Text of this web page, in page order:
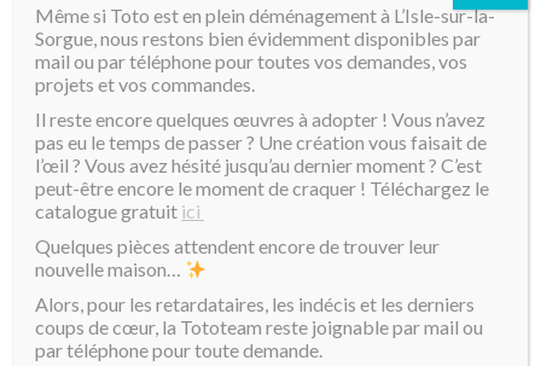
Accueil/ Produits identifiés “biographie”
biographie
2 résultats affichés Tri par défaut
Même si Toto est en plein déménagement à L’Isle-sur-la-
Sorgue, nous restons bien évidemment disponibles par
mail ou par téléphone pour toutes vos demandes, vos
projets et vos commandes.
Il reste encore quelques œuvres à adopter ! Vous n’avez
pas eu le temps de passer ? Une création vous faisait de
l’œil ? Vous avez hésité jusqu’au dernier moment ? C’est
peut-être encore le moment de craquer ! Téléchargez le
catalogue gratuit ici
Quelques pièces attendent encore de trouver leur
nouvelle maison…
Alors, pour les retardataires, les indécis et les derniers
coups de cœur, la Tototeam reste joignable par mail ou
par téléphone pour toute demande.